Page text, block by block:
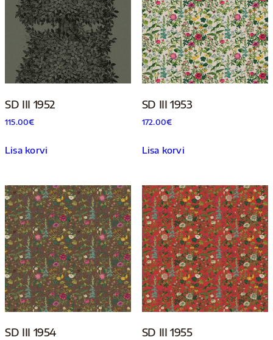
SD III 1952
115.00€
Lisa korvi
SD III 1953
172.00€
Lisa korvi
SD III 1954 SD III 1955